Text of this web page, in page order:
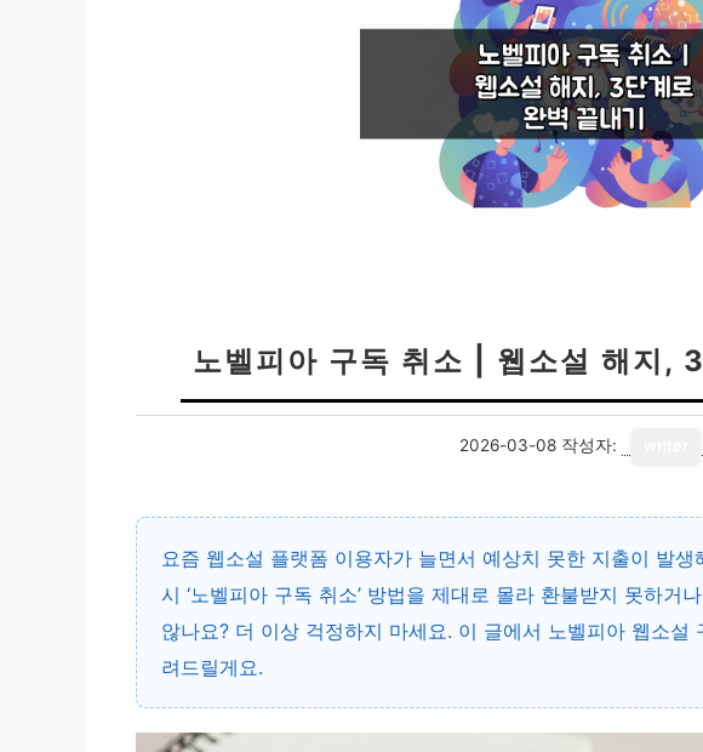
노벨피아 구독 취소 | 웹소설 해지,
2026-03-08 작성자:
요즘 웹소설 플랫폼 이용자가 늘면서 예상치 못한 지출이 발
시 ‘노벨피아 구독 취소’ 방법을 제대로 몰라 환불받지 못하거
않나요? 더 이상 걱정하지 마세요. 이 글에서 노벨피아 웹소설
려드릴게요.